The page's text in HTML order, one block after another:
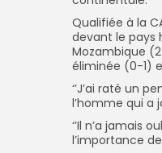
Qualifiée à la
devant le pays
Mozambique
éliminée (0-1)
‘’J’ai raté un
l’homme qui a
‘’Il n’a jamais
l’importance